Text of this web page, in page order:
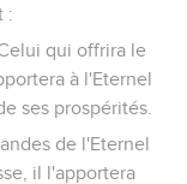
:
qui offrira le
à l'Eternel
ses prospérités.
de l'Eternel
il l'apportera